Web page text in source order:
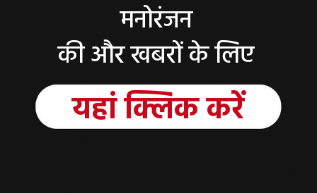
मनोरंजन
की और खबरों के लिए
यहांक्लिककरें